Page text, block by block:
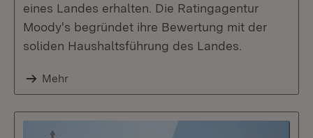
eines Landes erhalten. Die Ratingagentur
Moody's begründet ihre Bewertung mit der
soliden Haushaltsführung des Landes.
Mehr